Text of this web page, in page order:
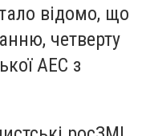
відомо, що
четверту
АЕС з